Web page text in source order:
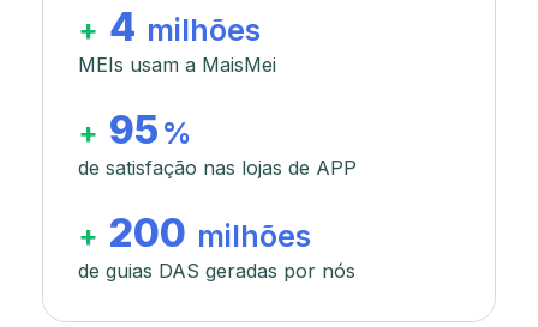
+ 4 milhões
MEIs usam a MaisMei
+ 95 %
de satisfação nas lojas de APP
+ 200 milhões
de guias DAS geradas por nós